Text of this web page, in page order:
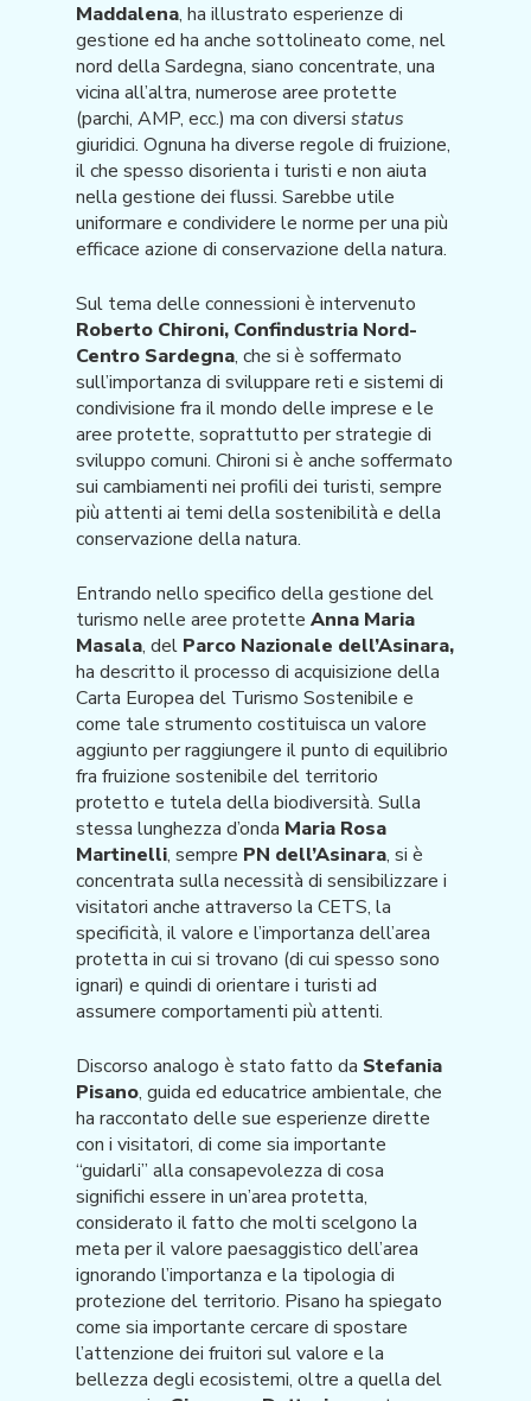
Maddalena, ha illustrato esperienze di
gestione ed ha anche sottolineato come, nel
nord della Sardegna, siano concentrate, una
vicina all’altra, numerose aree protette
(parchi, AMP, ecc.) ma con diversistatus
giuridici. Ognuna ha diverse regole di fruizione,
il che spesso disorienta i turisti e non aiuta
nella gestione dei flussi. Sarebbe utile
uniformare e condividere le norme per una più
efficace azione di conservazione della natura.
Sul tema delle connessioni è intervenuto
Roberto Chironi, Confindustria Nord-
Centro Sardegna, che si è soffermato
sull’importanza di sviluppare reti e sistemi di
condivisione fra il mondo delle imprese e le
aree protette, soprattutto per strategie di
sviluppo comuni. Chironi si è anche soffermato
sui cambiamenti nei profili dei turisti, sempre
più attenti ai temi della sostenibilità e della
conservazione della natura.
Entrando nello specifico della gestione del
turismo nelle aree protette Anna Maria
Masala, del Parco Nazionale dell’Asinara,
ha descritto il processo di acquisizione della
Carta Europea del Turismo Sostenibile e
come tale strumento costituisca un valore
aggiunto per raggiungere il punto di equilibrio
fra fruizione sostenibile del territorio
protetto e tutela della biodiversità. Sulla
stessa lunghezza d’onda Maria Rosa
Martinelli, sempre PN dell’Asinara, si è
concentrata sulla necessità di sensibilizzare i
visitatori anche attraverso la CETS, la
specificità, il valore e l’importanza dell’area
protetta in cui si trovano (di cui spesso sono
ignari) e quindi di orientare i turisti ad
assumere comportamenti più attenti.
Discorso analogo è stato fatto da Stefania
Pisano, guida ed educatrice ambientale, che
ha raccontato delle sue esperienze dirette
con i visitatori, di come sia importante
“guidarli” alla consapevolezza di cosa
significhi essere in un’area protetta,
considerato il fatto che molti scelgono la
meta per il valore paesaggistico dell’area
ignorando l’importanza e la tipologia di
protezione del territorio. Pisano ha spiegato
come sia importante cercare di spostare
l’attenzione dei fruitori sul valore e la
bellezza degli ecosistemi, oltre a quella del